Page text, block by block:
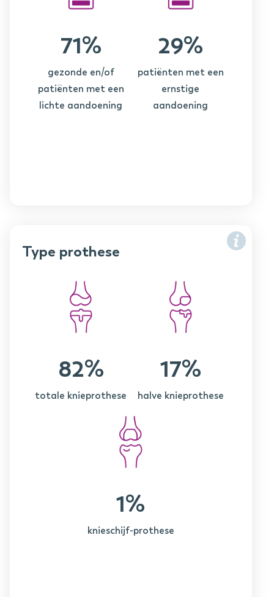
71%
gezonde en/of
patiënten met een
lichte aandoening
29%
patiënten met een
ernstige
aandoening
Type prothese
82%
totale knieprothese
17%
halve knieprothese
1%
knieschijf-prothese